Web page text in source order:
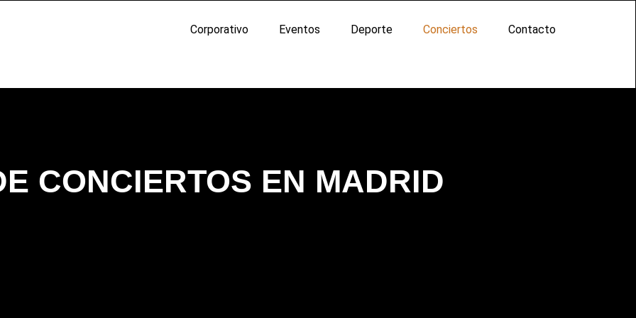
Corporativo Eventos Deporte Conciertos Contacto
CONCIERTOS EN MADRID